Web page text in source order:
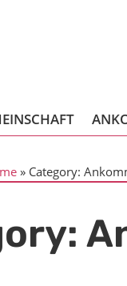
Category: